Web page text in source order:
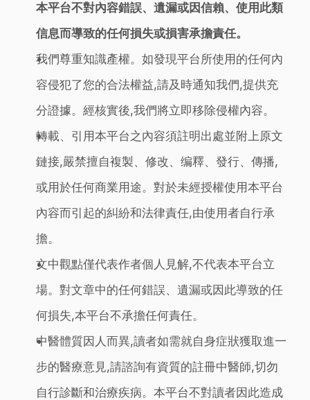
本平台不對內容錯誤、遺漏或因信賴、使用此類
信息而導致的任何損失或損害承擔責任。
我們尊重知識產權。如發現平台所使用的任何內
容侵犯了您的合法權益,請及時通知我們,提供充
分證據。經核實後,我們將立即移除侵權內容。
轉載、引用本平台之內容須註明出處並附上原文
鏈接,嚴禁擅自複製、修改、编釋、發行、傳播,
或用於任何商業用途。對於未經授權使用本平台
內容而引起的糾紛和法律責任,由使用者自行承
擔。
文中觀點僅代表作者個人見解,不代表本平台立
場。對文章中的任何錯誤、遺漏或因此導致的任
何損失,本平台不承擔任何責任。
中醫體質因人而異,讀者如需就自身症狀獲取進一
步的醫療意見,請諮詢有資質的註冊中醫師,切勿
自行診斷和治療疾病。本平台不對讀者因此造成